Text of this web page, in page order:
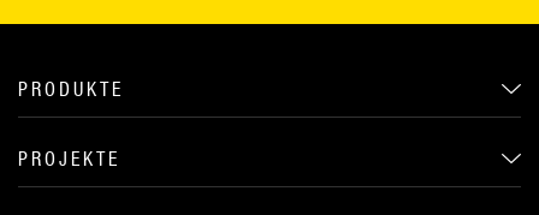
PRODUKTE
PROJEKTE